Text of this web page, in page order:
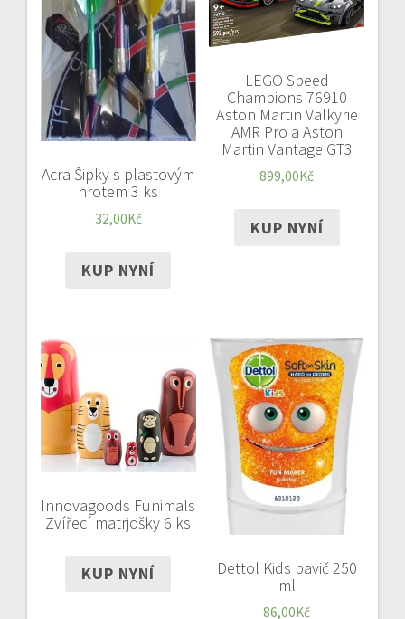
Acra Šipky s plastovým
hrotem 3 ks
32,00Kč
KUP NYNÍ
LEGO Speed
Champions 76910
Aston Martin Valkyrie
AMR Pro a Aston
Martin Vantage GT3
899,00Kč
KUP NYNÍ
Innovagoods Funimals
Zvířecí matrjošky 6 ks
KUP NYNÍ
Dettol Kids bavič 250
ml
86,00Kč